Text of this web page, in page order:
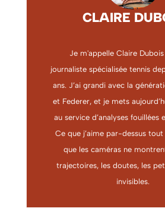
CLAIRE
Je m'appelle Claire
journaliste spécialisée tennis
ans. J’ai grandi avec la
et Federer, et je mets
au service d’analyses fouillées
Ce que j’aime par-dessus
que les caméras ne
trajectoires, les doutes, les
invisibles.